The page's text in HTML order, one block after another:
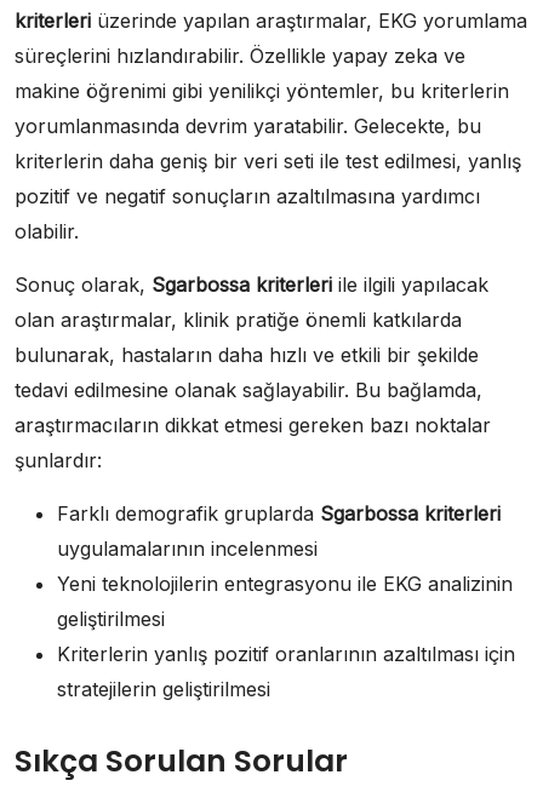
kriterleri üzerinde yapılan araştırmalar, EKG yorumlama
süreçlerini hızlandırabilir. Özellikle yapay zeka ve
makine öğrenimi gibi yenilikçi yöntemler, bu kriterlerin
yorumlanmasında devrim yaratabilir. Gelecekte, bu
kriterlerin daha geniş bir veri seti ile test edilmesi, yanlış
pozitif ve negatif sonuçların azaltılmasına yardımcı
olabilir.
Sonuç olarak, Sgarbossa kriterleri ile ilgili yapılacak
olan araştırmalar, klinik pratiğe önemli katkılarda
bulunarak, hastaların daha hızlı ve etkili bir şekilde
tedavi edilmesine olanak sağlayabilir. Bu bağlamda,
araştırmacıların dikkat etmesi gereken bazı noktalar
şunlardır:
Farklı demografik gruplarda Sgarbossa kriterleri
uygulamalarının incelenmesi
Yeni teknolojilerin entegrasyonu ile EKG analizinin
geliştirilmesi
Kriterlerin yanlış pozitif oranlarının azaltılması için
stratejilerin geliştirilmesi
Sıkça Sorulan Sorular